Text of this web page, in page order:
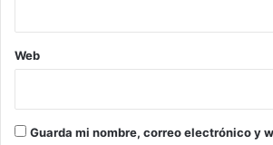
Web
Guarda mi nombre, correo electrónico y